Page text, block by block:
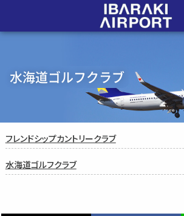
水海道ゴルフクラブ
フレンドシップカントリークラブ
水海道ゴルフクラブ